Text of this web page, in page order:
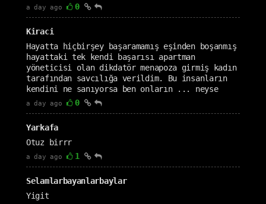
a day ago 0
Kiraci
Hayatta hiçbirşey başaramamış eşinden boşanmış
hayattaki tek kendi başarısı apartman
yöneticisi olan dikdatör menapoza girmiş kadın
tarafından savcılığa verildim. Bu insanların
kendini ne sanıyorsa ben onların ... neyse
a day ago 0
Yarkafa
Otuz birrr
a day ago 1
Selamlarbayanlarbaylar
Yigit